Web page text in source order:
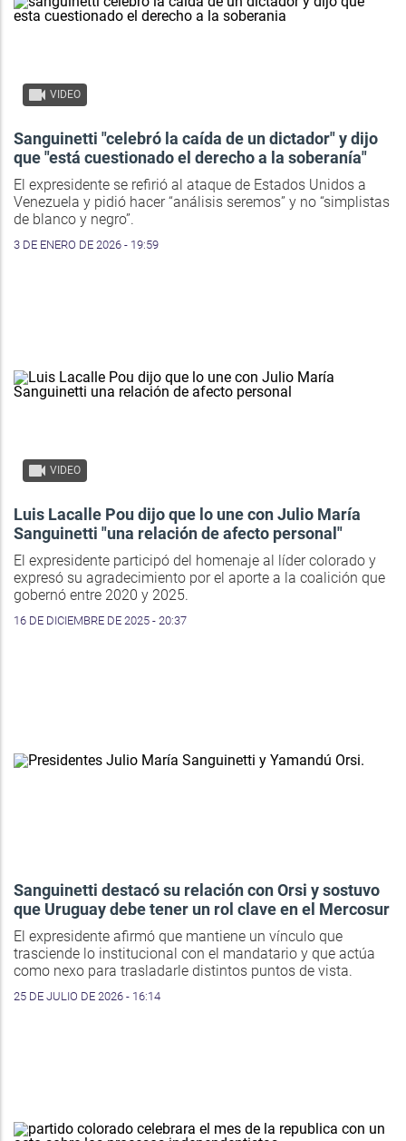
VIDEO
Sanguinetti "celebró la caída de un dictador" y dijo
que "está cuestionado el derecho a la soberanía"
El expresidente se refirió al ataque de Estados Unidos a
Venezuela y pidió hacer “análisis seremos” y no “simplistas
de blanco y negro”.
3 DE ENERO DE 2026 - 19:59
VIDEO
Luis Lacalle Pou dijo que lo une con Julio María
Sanguinetti "una relación de afecto personal"
El expresidente participó del homenaje al líder colorado y
expresó su agradecimiento por el aporte a la coalición que
gobernó entre 2020 y 2025.
16 DE DICIEMBRE DE 2025 - 20:37
Sanguinetti destacó su relación con Orsi y sostuvo
que Uruguay debe tener un rol clave en el Mercosur
El expresidente afirmó que mantiene un vínculo que
trasciende lo institucional con el mandatario y que actúa
como nexo para trasladarle distintos puntos de vista.
25 DE JULIO DE 2026 - 16:14